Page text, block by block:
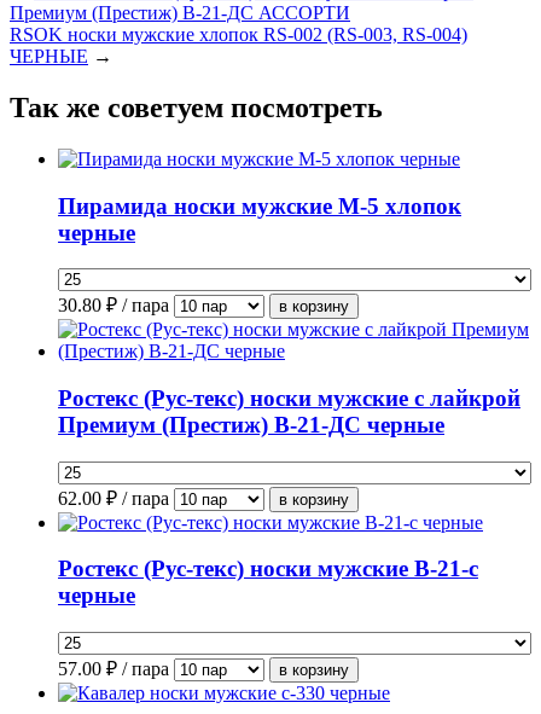
Премиум (Престиж) В-21-ДС АССОРТИ
RSOK носки мужские хлопок RS-002 (RS-003, RS-004)
ЧЕРНЫЕ →
Так же советуем посмотреть
Пирамида носки мужские М-5 хлопок
черные
30.80 ₽ / пара
Ростекс (Рус-текс) носки мужские с лайкрой
Премиум (Престиж) В-21-ДС черные
62.00 ₽ / пара
Ростекс (Рус-текс) носки мужские В-21-с
черные
57.00 ₽ / пара